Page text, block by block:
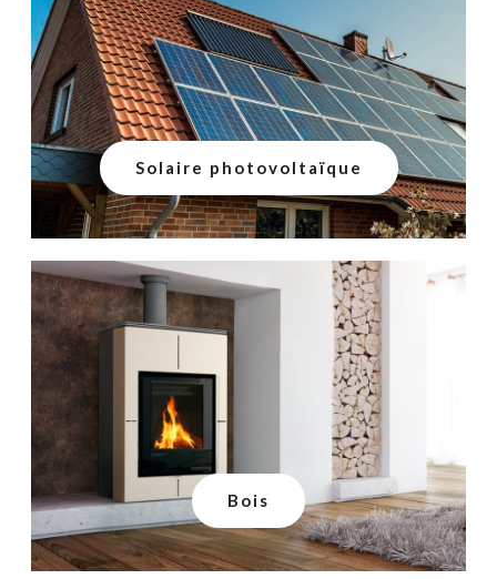
Solaire photovoltaïque
Bois